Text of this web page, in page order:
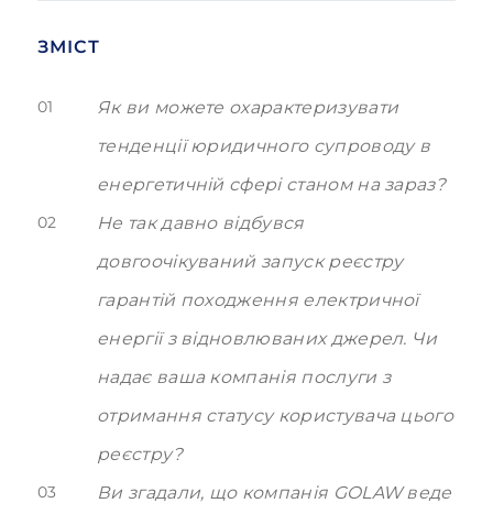
ЗМІСТ
01
Як ви можете охарактеризувати
тенденції юридичного супроводу в
енергетичній сфері станом на зараз?
02
Не так давно відбувся
довгоочікуваний запуск реєстру
гарантій походження електричної
енергії з відновлюваних джерел. Чи
надає ваша компанія послуги з
отримання статусу користувача цього
реєстру?
03
Ви згадали, що компанія GOLAW веде